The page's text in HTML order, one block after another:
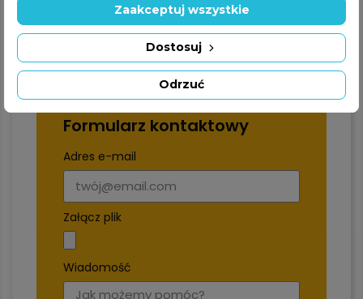
+48 22 228 72 89
+48 570 507 070
Formularz kontaktowy
Adres e-mail
Załącz plik
Wiadomość
Odrzuć
Dostosuj
Zaakceptuj wszystkie